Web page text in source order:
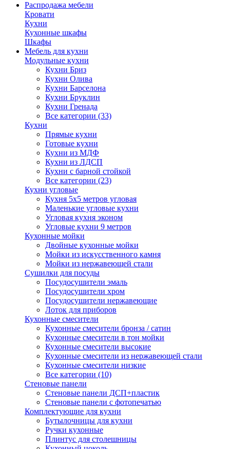
Распродажа мебели
Кровати
Кухни
Кухонные шкафы
Шкафы
Мебель для кухни
Модульные кухни
Кухни Бриз
Кухни Олива
Кухни Барселона
Кухни Бруклин
Кухни Гренада
Все категории (33)
Кухни
Прямые кухни
Готовые кухни
Кухни из МДФ
Кухни из ЛДСП
Кухни с барной стойкой
Все категории (23)
Кухни угловые
Кухня 5х5 метров угловая
Маленькие угловые кухни
Угловая кухня эконом
Угловые кухни 9 метров
Кухонные мойки
Двойные кухонные мойки
Мойки из искусственного камня
Мойки из нержавеющей стали
Сушилки для посуды
Посудосушители эмаль
Посудосушители хром
Посудосушители нержавеющие
Лоток для приборов
Кухонные смесители
Кухонные смесители бронза / сатин
Кухонные смесители в тон мойки
Кухонные смесители высокие
Кухонные смесители из нержавеющей стали
Кухонные смесители низкие
Все категории (10)
Стеновые панели
Стеновые панели ДСП+пластик
Стеновые панели с фотопечатью
Комплектующие для кухни
Бутылочницы для кухни
Ручки кухонные
Плинтус для столешницы